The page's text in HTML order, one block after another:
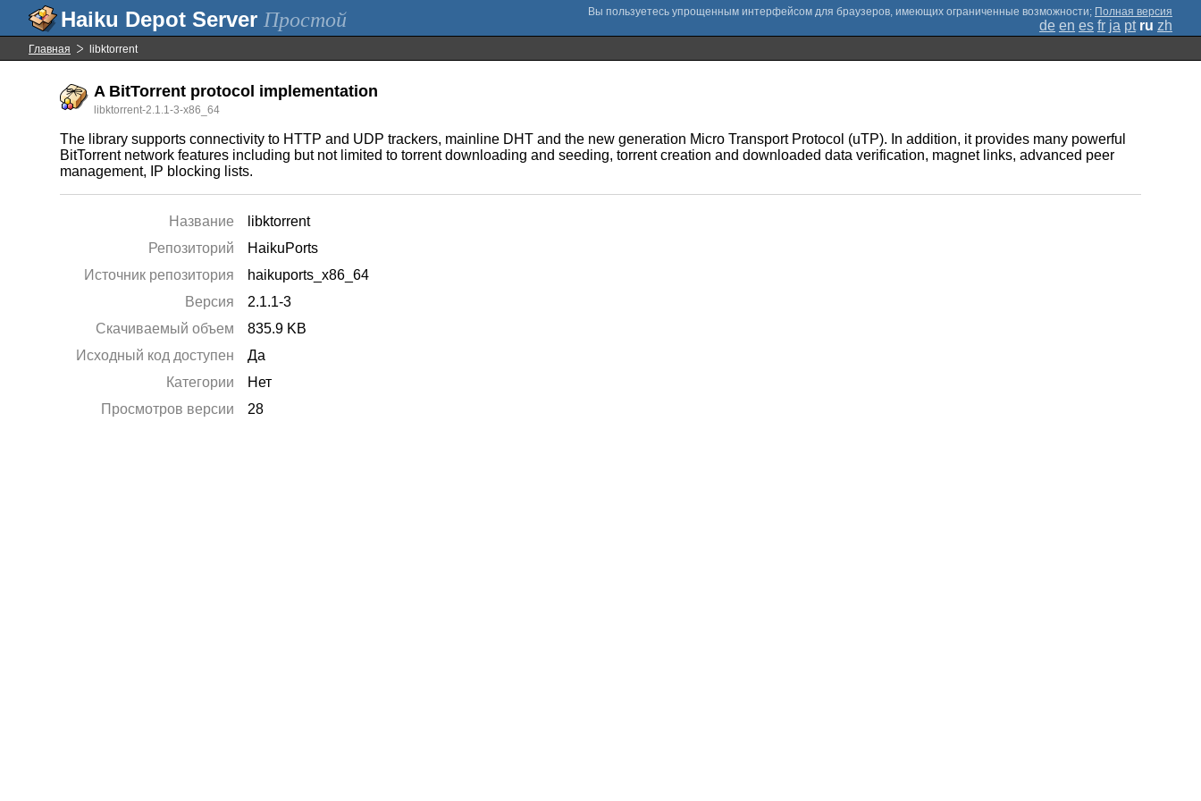
Простой ; Полная версия
de en es fr ja pt ru zh
Главная libktorrent
A BitTorrent protocol implementation
libktorrent-2.1.1-3-x86_64
The library supports connectivity to HTTP and UDP trackers, mainline DHT and the new generation Micro Transport Protocol (uTP). In addition, it provides many powerful
BitTorrent network features including but not limited to torrent downloading and seeding, torrent creation and downloaded data verification, magnet links, advanced peer
management, IP blocking lists.
Название
libktorrent
Репозиторий
HaikuPorts
Источник репозитория
haikuports_x86_64
Версия
2.1.1-3
Скачиваемый объем
835.9 KB
Исходный код доступен
Да
Категории
Нет
Просмотров версии
28